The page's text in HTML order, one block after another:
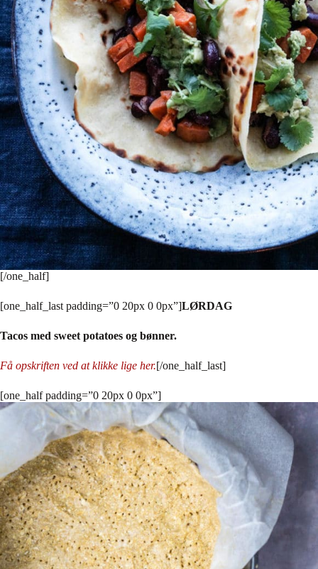
[/one_half]
[one_half_last padding=”0 20px 0 0px”]LØRDAG
Tacos med sweet potatoes og bønner.
Få opskriften ved at klikke lige her.[/one_half_last]
[one_half padding=”0 20px 0 0px”]